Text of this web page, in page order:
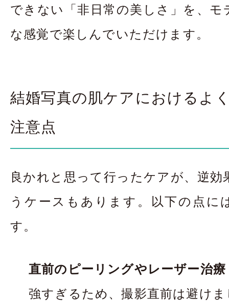
できない「非日常の美しさ」を、モ
な感覚で楽しんでいただけます。
結婚写真の肌ケアにおけるよ
注意点
良かれと思って行ったケアが、逆
うケースもあります。以下の点に
す。
直前のピーリングやレーザー治療
強すぎるため、撮影直前は避け